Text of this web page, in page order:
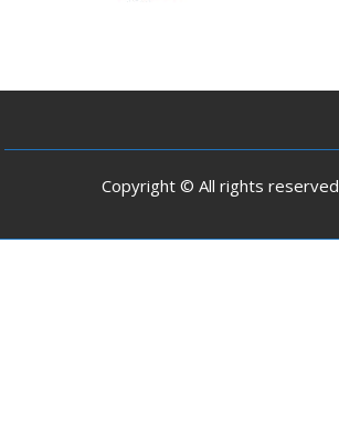
Copyright © All rights reserved